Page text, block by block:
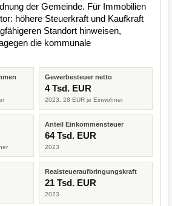
der Gemeinde. Für Immobilien
höhere Steuerkraft und Kaufkraft
Standort hinweisen,
die kommunale
Gewerbesteuer netto
4 Tsd. EUR
2023, 28 EUR je Einwohner
Anteil Einkommensteuer
64 Tsd. EUR
2023
Realsteueraufbringungskraft
21 Tsd. EUR
2023